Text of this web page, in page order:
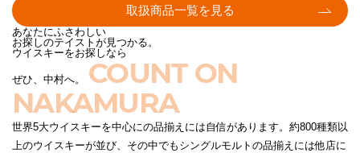
取扱商品一覧を見る
あなたにふさわしい
お探しのテイストが見つかる。
ウイスキーをお探しなら
ぜひ、中村へ。 COUNT ON
NAKAMURA
世界5大ウイスキーを中心にの品揃えには自信があります。約800種類以
上のウイスキーが並び、その中でもシングルモルトの品揃えには他店に